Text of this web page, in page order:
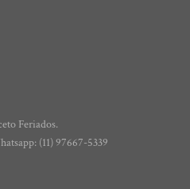
Feriados.
(11) 97667-5339